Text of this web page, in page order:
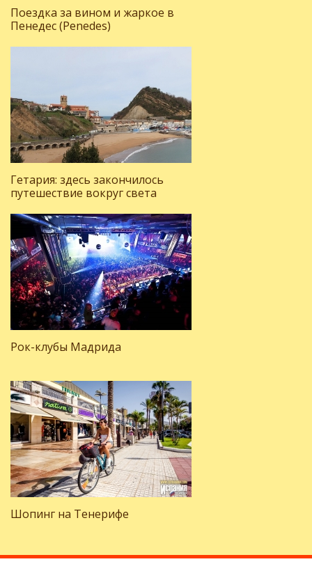
Поездка за вином и жаркое в
Пенедес (Penedes)
Гетария: здесь закончилось
путешествие вокруг света
Рок-клубы Мадрида
Шопинг на Тенерифе